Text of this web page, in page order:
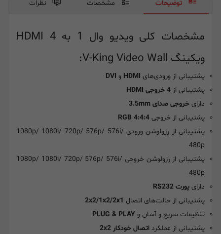
مشخصات کلی ویدیو وال 1 به 4 HDMI
ویکینگ V-King Video Wall:
پشتیبانی از ورودی‌های HDMI و DVI
پشتیبانی از 4 خروجی HDMI
دارای خروجی صدای 3.5mm
پشتیبانی از خروجی RGB 4:4:4
پشتیبانی از رزولوشن ورودی 1080p/ 1080i/ 720p/ 576p/ 576i/
480p
پشتیبانی از رزولوشن خروجی 1080p/ 1080i/ 720p/ 576p/ 576i/
480p
دارای پورت RS232
پشتیبانی از حالت‌های اتصال 2x2/1x2/2x1
تنظیمات سریع و آسان و PLUG & PLAY
پشتیبانی از عملکرد اتصال خودکار 2x2